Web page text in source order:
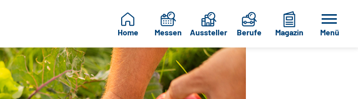
Home Messen Aussteller Berufe Magazin Menü